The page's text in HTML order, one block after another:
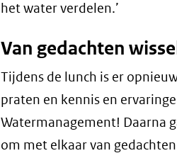
het water verdelen.’
Van gedachten
Tijdens de lunch is er
praten en kennis en
Watermanagement! Daarna
om met elkaar van